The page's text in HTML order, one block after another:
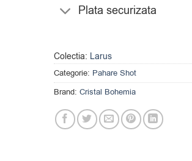
Plata securizata
Colectia: Larus
Categorie: Pahare Shot
Brand: Cristal Bohemia